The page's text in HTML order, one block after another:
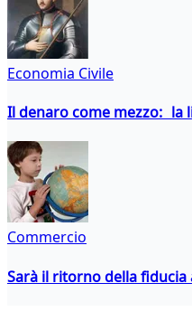
Economia Civile
Il denaro come mezzo: la
Commercio
Sarà il ritorno della